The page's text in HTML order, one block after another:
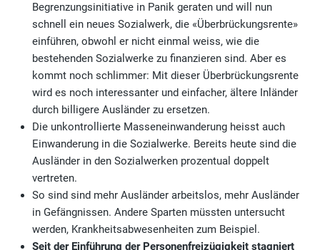
Begrenzungsinitiative in Panik geraten und will nun
schnell ein neues Sozialwerk, die «Überbrückungsrente»
einführen, obwohl er nicht einmal weiss, wie die
bestehenden Sozialwerke zu finanzieren sind. Aber es
kommt noch schlimmer: Mit dieser Überbrückungsrente
wird es noch interessanter und einfacher, ältere Inländer
durch billigere Ausländer zu ersetzen.
Die unkontrollierte Masseneinwanderung heisst auch
Einwanderung in die Sozialwerke. Bereits heute sind die
Ausländer in den Sozialwerken prozentual doppelt
vertreten.
So sind sind mehr Ausländer arbeitslos, mehr Ausländer
in Gefängnissen. Andere Sparten müssten untersucht
werden, Krankheitsabwesenheiten zum Beispiel.
Seit der Einführung der Personenfreizügigkeit stagniert